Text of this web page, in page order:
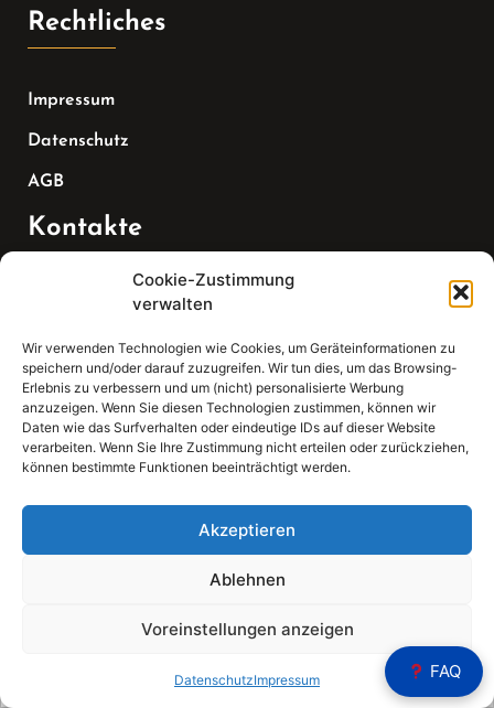
Cookie-Zustimmung
verwalten
Wir verwenden Technologien wie Cookies, um Geräteinformationen zu
speichern und/oder darauf zuzugreifen. Wir tun dies, um das Browsing-
Erlebnis zu verbessern und um (nicht) personalisierte Werbung
anzuzeigen. Wenn Sie diesen Technologien zustimmen, können wir
Daten wie das Surfverhalten oder eindeutige IDs auf dieser Website
verarbeiten. Wenn Sie Ihre Zustimmung nicht erteilen oder zurückziehen,
können bestimmte Funktionen beeinträchtigt werden.
Akzeptieren
Ablehnen
Voreinstellungen anzeigen
DatenschutzImpressum
Rechtliches
Impressum
Datenschutz
AGB
Kontakte
07147 270 3349
Email:
sekretariat(at)gleis4-seminarzentrum.com
Adresse:
Bahnhofstraße 21, 74343 Sachsenheim
FAQ
for: